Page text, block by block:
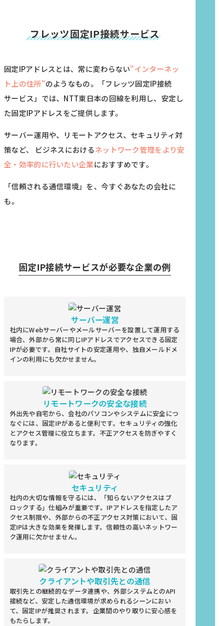
フレッツ固定IP接続サービス
固定IPアドレスとは、常に変わらない"インターネッ
ト上の住所"のようなもの。
「フレッツ固定IP接続
サービス」では、NTT東日本の回線を利用し、安定し
た固定IPアドレスをご提供します。
サーバー運用や、リモートアクセス、セキュリティ対
策など、
ビジネスにおけるネットワーク管理をより安
全・効率的に行いたい企業におすすめです。
「信頼される通信環境」を、今すぐあなたの会社に
も。
固定IP接続サービスが必要な企業の例
サーバー運営
社内にWebサーバーやメールサーバーを設置して運用する
場合、外部から常に同じIPアドレスでアクセスできる固定
IPが必要です。自社サイトの安定運用や、独自メールドメ
インの利用にも欠かせません。
リモートワークの安全な接続
外出先や自宅から、会社のパソコンやシステムに安全につ
なぐには、固定IPがあると便利です。セキュリティの強化
とアクセス管理に役立ちます。不正アクセスを防ぎやすく
なります。
セキュリティ
社内の大切な情報を守るには、「知らないアクセスはブ
ロックする」仕組みが重要です。IPアドレスを指定したア
クセス制限や、外部からの不正アクセス対策において、固
定IPは大きな効果を発揮します。信頼性の高いネットワー
ク運用に欠かせません。
クライアントや取引先との通信
取引先との継続的なデータ連携や、外部システムとのAPI
接続など、安定した通信環境が求められるシーンにおい
て、固定IPが推奨されます。企業間のやり取りに安心感を
もたらします。